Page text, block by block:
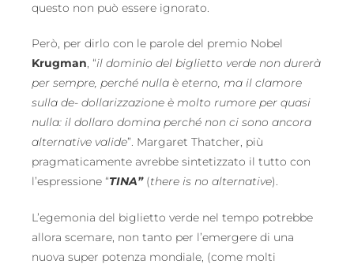
questo non può essere ignorato.
Però, per dirlo con le parole del premio Nobel
Krugman , “il dominio del biglietto verde non durerà
per sempre, perché nulla è eterno, ma il clamore
sulla de- dollarizzazione è molto rumore per quasi
nulla: il dollaro domina perché non ci sono ancora
alternative valide”. Margaret Thatcher, più
pragmaticamente avrebbe sintetizzato il tutto con
l’espressione “TINA”(there is no alternative).
L’egemonia del biglietto verde nel tempo potrebbe
allora scemare, non tanto per l’emergere di una
nuova super potenza mondiale, (come molti